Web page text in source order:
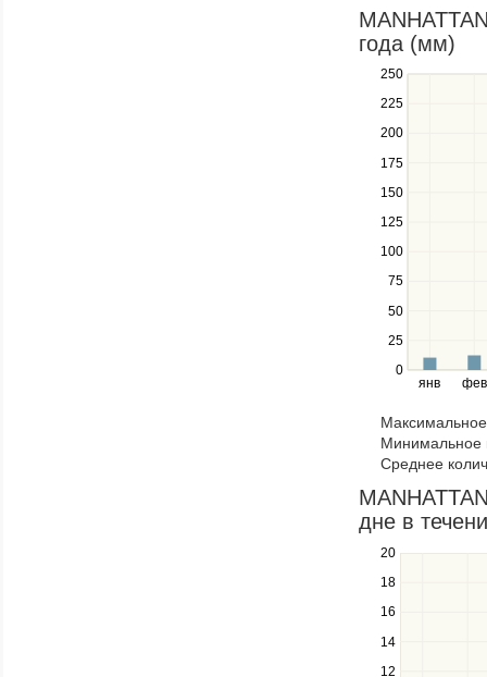
in
a
series.
года (мм)
янв фев
0
25
50
75
100
125
150
175
200
225
250
Use
the
and
down
to
navigate
series.
Use
the
and
right
navigate
through
items
in
a
series.
Минимальное
Среднее
дне в
12
14
16
18
20
Use
the
and
down